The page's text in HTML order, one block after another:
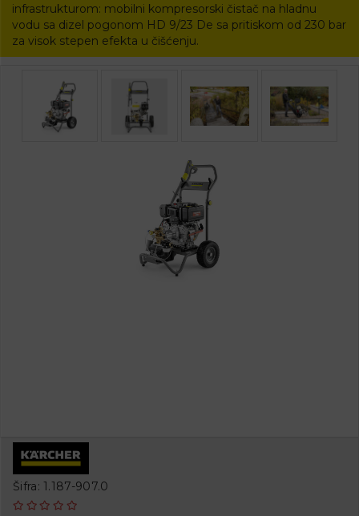
infrastrukturom: mobilni kompresorski čistač na hladnu
vodu sa dizel pogonom HD 9/23 De sa pritiskom od 230 bar
za visok stepen efekta u čišćenju.
Šifra: 1.187-907.0